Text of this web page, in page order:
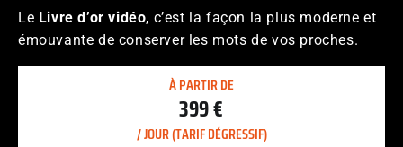
Le Livre d’or vidéo, c’est la façon la plus moderne et
émouvante de conserver les mots de vos proches.
À PARTIR DE
399 €
/ JOUR (TARIF DÉGRESSIF)